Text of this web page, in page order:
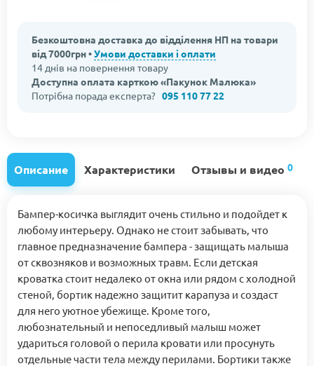
Безкоштовна доставка до відділення НП на товари
від 7000грн •Умови доставки і оплати
14 днів на повернення товару
Доступна оплата карткою «Пакунок Малюка»
Потрібна порада експерта? 095 110 77 22
Описание Характеристики Отзывы и видео 0
Бампер-косичка выглядит очень стильно и подойдет к
любому интерьеру. Однако не стоит забывать, что
главное предназначение бампера - защищать малыша
от сквозняков и возможных травм. Если детская
кроватка стоит недалеко от окна или рядом с холодной
стеной, бортик надежно защитит карапуза и создаст
для него уютное убежище. Кроме того,
любознательный и непоседливый малыш может
удариться головой о перила кровати или просунуть
отдельные части тела между перилами. Бортики также